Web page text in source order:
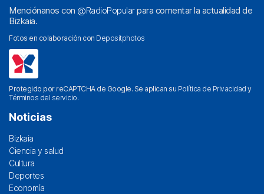
Menciónanos con @RadioPopularpara comentar la actualidad de
Bizkaia.
Fotos en colaboración con Depositphotos
Protegido por reCAPTCHA de Google. Se aplican su Política de Privacidad y
Términos del servicio.
Noticias
Bizkaia
Ciencia y salud
Cultura
Deportes
Economía